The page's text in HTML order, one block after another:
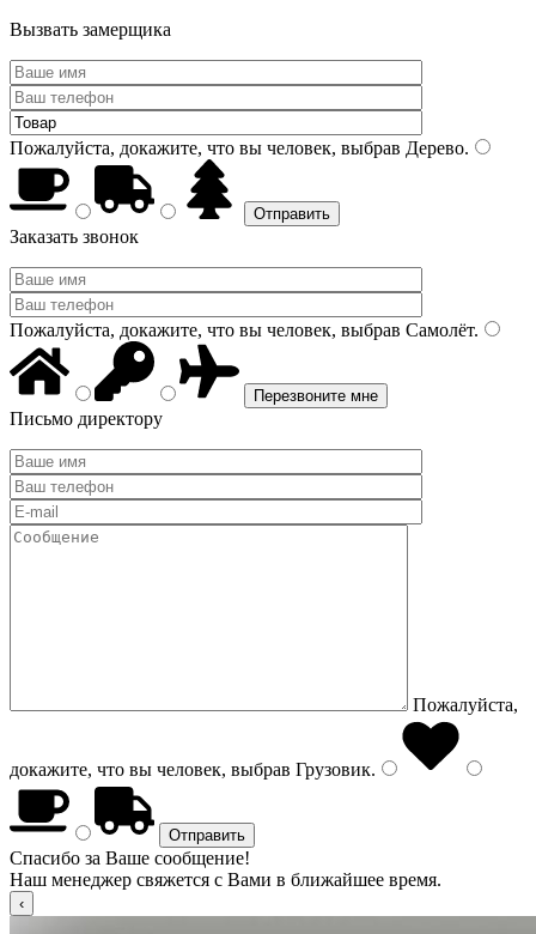
Вызвать замерщика
Пожалуйста, докажите, что вы человек, выбрав Дерево.
Заказать звонок
Пожалуйста, докажите, что вы человек, выбрав Самолёт.
Письмо директору
Пожалуйста,
докажите, что вы человек, выбрав Грузовик.
Спасибо за Ваше сообщение!
Наш менеджер свяжется с Вами в ближайшее время.